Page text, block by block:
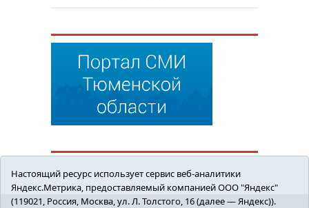
Настоящий ресурс использует сервис веб-аналитики
Яндекс.Метрика, предоставляемый компанией ООО "Яндекс"
(119021, Россия, Москва, ул. Л. Толстого, 16 (далее — Яндекс)).